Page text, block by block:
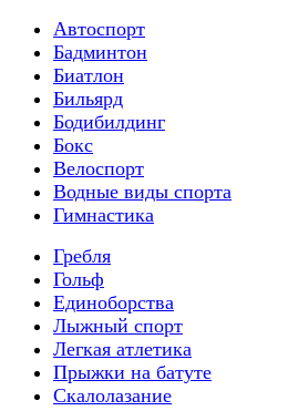
Автоспорт
Бадминтон
Биатлон
Бильярд
Бодибилдинг
Бокс
Велоспорт
Водные виды спорта
Гимнастика
Гребля
Гольф
Единоборства
Лыжный спорт
Легкая атлетика
Прыжки на батуте
Скалолазание